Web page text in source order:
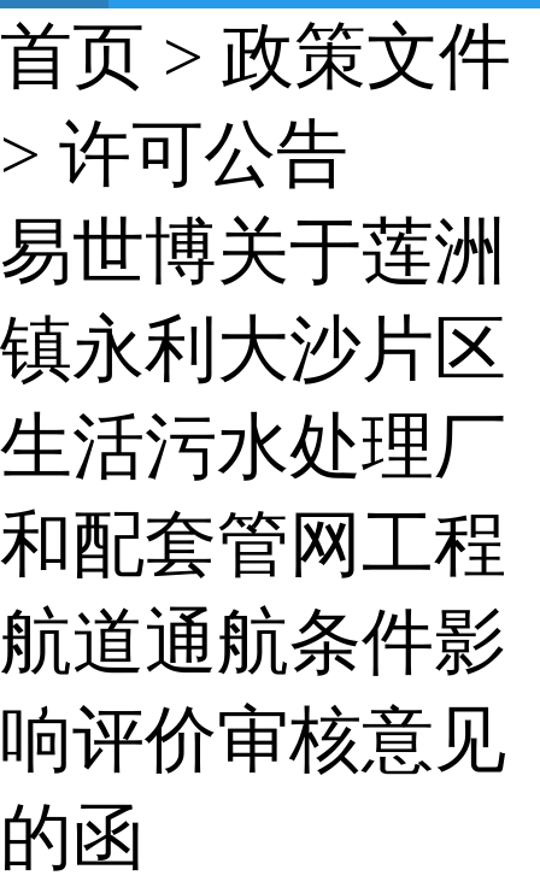
首页 > 政策文件
> 许可公告
易世博关于莲洲
镇永利大沙片区
生活污水处理厂
和配套管网工程
航道通航条件影
响评价审核意见
的函